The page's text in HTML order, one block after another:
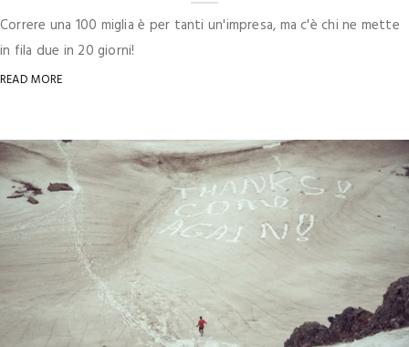
Correre una 100 miglia è per tanti un'impresa, ma c'è chi ne mette
in fila due in 20 giorni!
READ MORE